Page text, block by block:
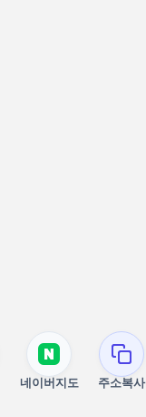
네이버지도 주소복사